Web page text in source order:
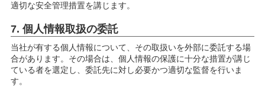
適切な安全管理措置を講じます。
7. 個人情報取扱の委託
当社が有する個人情報について、その取扱いを外部に委託する場
合があります。その場合は、個人情報の保護に十分な措置が講じ
ている者を選定し、委託先に対し必要かつ適切な監督を行いま
す。